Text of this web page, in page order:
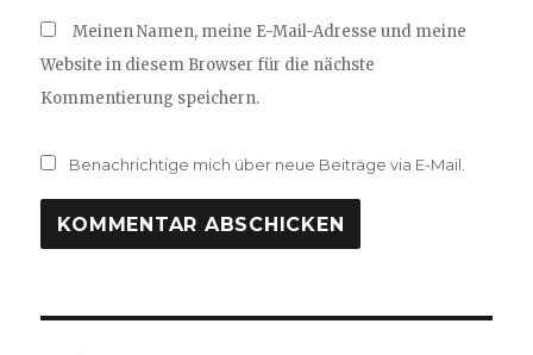
Meinen Namen, meine E-Mail-Adresse und meine
Website in diesem Browser für die nächste
Kommentierung speichern.
Benachrichtige mich über neue Beiträge via E-Mail.